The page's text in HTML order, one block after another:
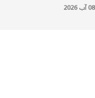
08 آب 2026